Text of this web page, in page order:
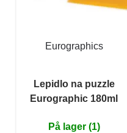
Eurographics
Lepidlo na puzzle
Eurographic 180ml
På lager (1)